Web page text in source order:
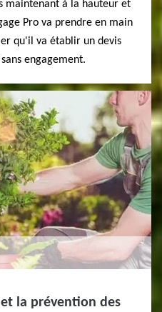
maintenant à la hauteur et
Pro va prendre en main
qu'il va établir un devis
engagement.
la prévention des